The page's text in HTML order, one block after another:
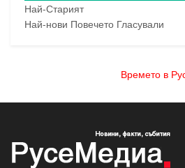
Най-Старият
Най-нови Повечето Гласували
Времето в